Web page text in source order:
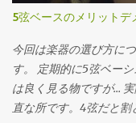
なのでちゃんとした本
イトでも、コード理論
に改めて見返す内容の
完全に理解出来るよう
ぐらいめんどくさいで
楽理論の世界はどんな
5弦ベースのメリットデ
今回は楽器の選び方に
す。 定期的に5弦ベー
は良く見る物ですが…
直な所です。4弦だと